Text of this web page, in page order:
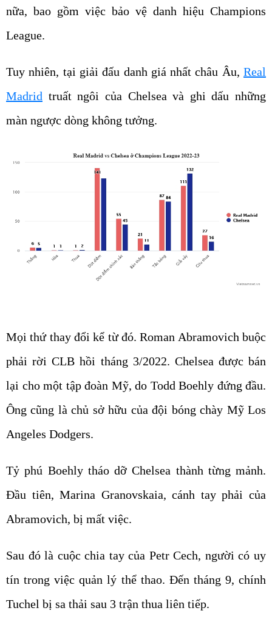
nữa, bao gồm việc bảo vệ danh hiệu Champions
League.
Tuy nhiên, tại giải đấu danh giá nhất châu Âu, Real
Madrid truất ngôi của Chelsea và ghi dấu những
màn ngược dòng không tưởng.
Mọi thứ thay đổi kể từ đó. Roman Abramovich buộc
phải rời CLB hồi tháng 3/2022. Chelsea được bán
lại cho một tập đoàn Mỹ, do Todd Boehly đứng đầu.
Ông cũng là chủ sở hữu của đội bóng chày Mỹ Los
Angeles Dodgers.
Tỷ phú Boehly tháo dỡ Chelsea thành từng mảnh.
Đầu tiên, Marina Granovskaia, cánh tay phải của
Abramovich, bị mất việc.
Sau đó là cuộc chia tay của Petr Cech, người có uy
tín trong việc quản lý thể thao. Đến tháng 9, chính
Tuchel bị sa thải sau 3 trận thua liên tiếp.